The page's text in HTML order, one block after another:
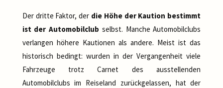
Der dritte Faktor, der die Höhe der Kaution bestimmt
ist der Automobilclub selbst. Manche Automobilclubs
verlangen höhere Kautionen als andere. Meist ist das
historisch bedingt: wurden in der Vergangenheit viele
Fahrzeuge trotz Carnet des ausstellenden
Automobilclubs im Reiseland zurückgelassen, hat der